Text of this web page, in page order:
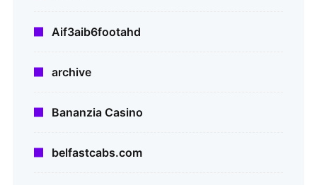
Aif3aib6footahd
archive
Bananzia Casino
belfastcabs.com